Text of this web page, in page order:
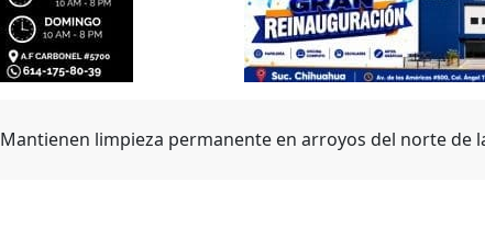
Mantienen limpieza permanente en arroyos del norte de